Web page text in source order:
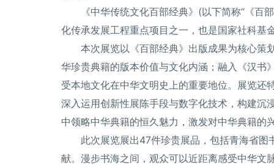
《中华传统文化百部经典》(以下简称“《
化传承发展工程重点项目之一，也是国家社科基
本次展览以《百部经典》出版成果为核心策
华珍贵典籍的版本价值与文化内涵；融入《汉书
受本地文化在中华文明史上的重要地位。展览
深入运用创新性展陈手段与数字化技术，构建沉
中领略中华典籍的恒久魅力，激发对中华典籍的
此次展览展出47件珍贵展品，包括青海省
献。漫步书海之间，观众可以近距离感受中华文